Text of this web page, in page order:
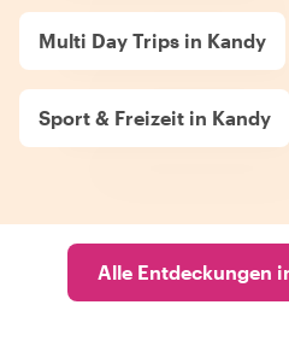
Multi Day Trips in Kandy
Sport & Freizeit in Kandy
Alle Entdeckungen